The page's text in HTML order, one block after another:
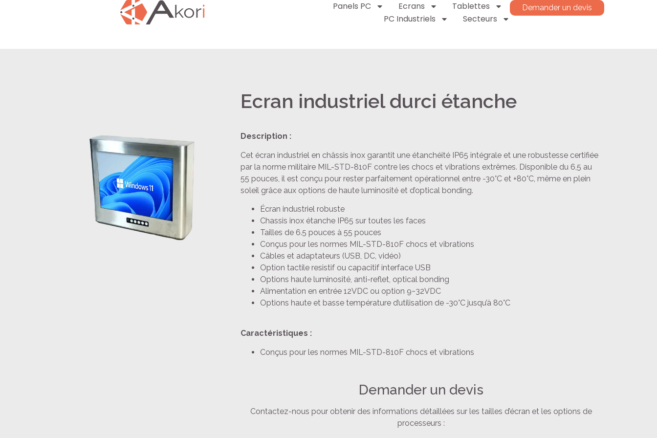
Panels PC Ecrans
Tablettes
PC Industriels
Secteurs
Demander un devis
Ecran industriel durci étanche
Description :
Cet écran industriel en châssis inox garantit une étanchéité IP65 intégrale et une robustesse certifiée
par la norme militaire MIL-STD-810F contre les chocs et vibrations extrêmes. Disponible du 6,5 au
55 pouces, il est conçu pour rester parfaitement opérationnel entre -30°C et +80°C, même en plein
soleil grâce aux options de haute luminosité et d’optical bonding.
Écran industriel robuste
Chassis inox étanche IP65 sur toutes les faces
Tailles de 6.5 pouces à 55 pouces
Conçus pour les normes MIL-STD-810F chocs et vibrations
Câbles et adaptateurs (USB, DC, vidéo)
Option tactile resistif ou capacitif interface USB
Options haute luminosité, anti-reflet, optical bonding
Alimentation en entrée 12VDC ou option 9~32VDC
Options haute et basse température d’utilisation de -30°C jusqu’à 80°C
Caractéristiques :
Conçus pour les normes MIL-STD-810F chocs et vibrations
Demander un devis
Contactez-nous pour obtenir des informations détaillées sur les tailles d’écran et les options de
processeurs :